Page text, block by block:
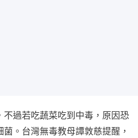
不過若吃蔬菜吃到中毒，原因恐
。台灣無毒教母譚敦慈提醒，